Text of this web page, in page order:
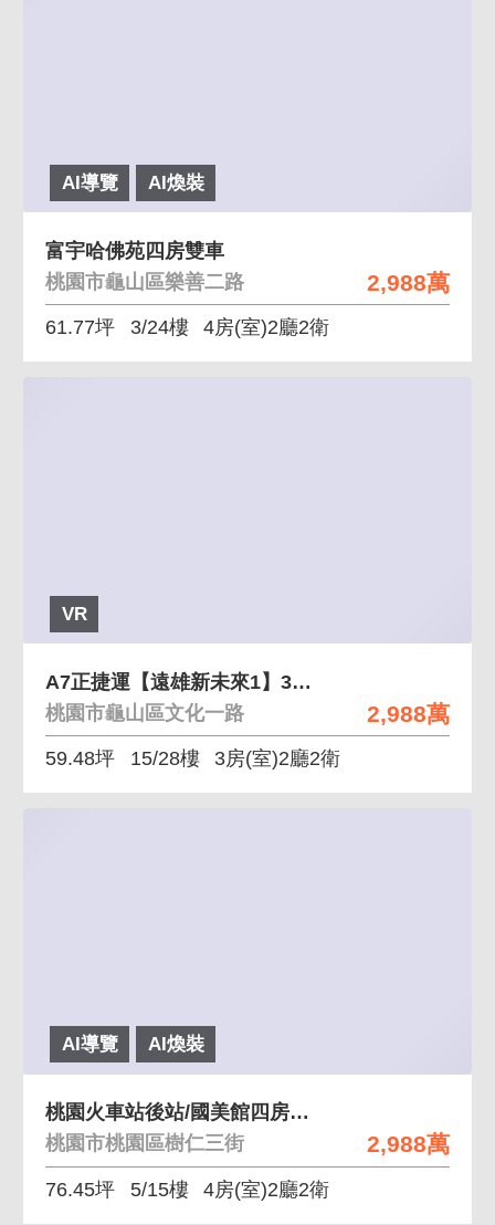
AI導覽 AI煥裝
2,988萬
富宇哈佛苑四房雙車
桃園市龜山區樂善二路
61.77坪 3/24樓 4房(室)2廳2衛
VR
2,988萬
A7正捷運【遠雄新未來1】3房高樓景觀宅
桃園市龜山區文化一路
59.48坪 15/28樓 3房(室)2廳2衛
AI導覽 AI煥裝
2,988萬
桃園火車站後站/國美館四房雙車/廁所開窗
桃園市桃園區樹仁三街
76.45坪 5/15樓 4房(室)2廳2衛